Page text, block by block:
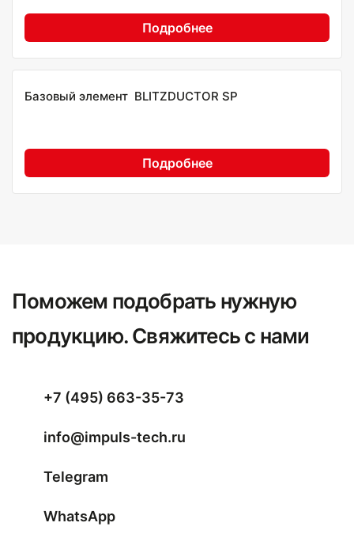
Подробнее
Базовый элемент BLITZDUCTOR SP
Подробнее
Поможем подобрать нужную
продукцию. Свяжитесь с нами
+7 (495) 663-35-73
Telegram
info@impuls-tech.ru
WhatsApp